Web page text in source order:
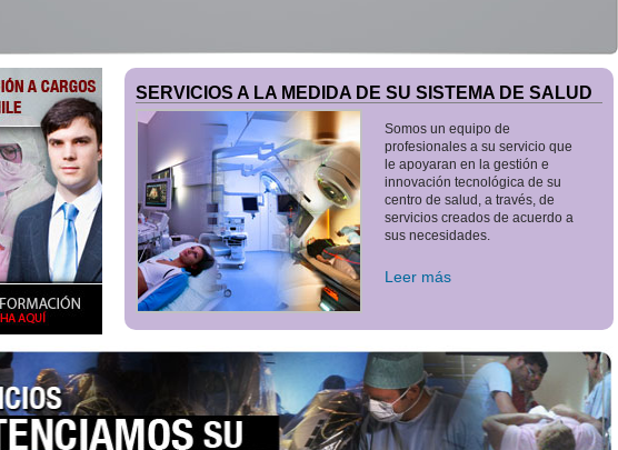
SERVICIOS A LA MEDIDA DE SU SISTEMA DE SALUD
Somos un equipo de
profesionales a su servicio que
le apoyaran en la gestión e
innovación tecnológica de su
centro de salud, a través, de
servicios creados de acuerdo a
sus necesidades.
Leer más